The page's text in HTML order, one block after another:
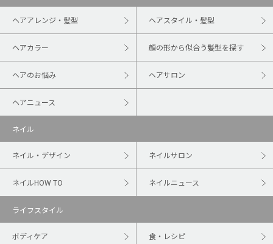
ヘアアレンジ・髪型 ヘアスタイル・髪型
ヘアカラー 顔の形から似合う髪型を探す
ヘアのお悩み ヘアサロン
ヘアニュース
ネイル
ネイル・デザイン ネイルサロン
ネイルHOW TO ネイルニュース
ライフスタイル
ボディケア 食・レシピ